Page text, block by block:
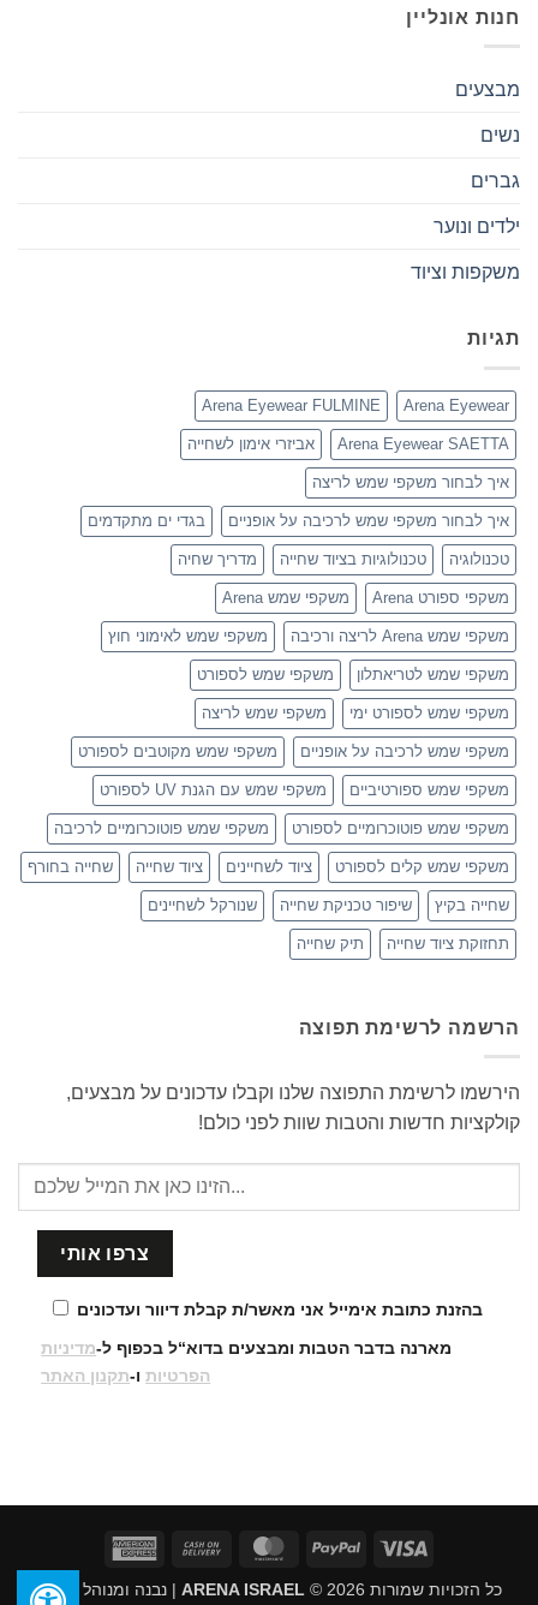
חנות אונליין
מבצעים
נשים
גברים
ילדים ונוער
משקפות וציוד
תגיות
Arena Eyewear
Arena Eyewear FULMINE
Arena Eyewear SAETTA אביזרי אימון לשחייה
איך לבחור משקפי שמש לריצה
איך לבחור משקפי שמש לרכיבה על אופניים בגדי ים מתקדמים
טכנולוגיה טכנולוגיות בציוד שחייה מדריך שחיה
משקפי ספורט Arena משקפי שמש Arena
משקפי שמש Arena לריצה ורכיבה משקפי שמש לאימוני חוץ
משקפי שמש לטריאתלון משקפי שמש לספורט
משקפי שמש לספורט ימי משקפי שמש לריצה
משקפי שמש לרכיבה על אופניים משקפי שמש מקוטבים לספורט
משקפי שמש ספורטיביים משקפי שמש עם הגנת UV לספורט
משקפי שמש פוטוכרומיים לספורט משקפי שמש פוטוכרומיים לרכיבה
משקפי שמש קלים לספורט ציוד לשחיינים ציוד שחייה שחייה בחורף
שחייה בקיץ שיפור טכניקת שחייה שנורקל לשחיינים
תחזוקת ציוד שחייה תיק שחייה
הרשמה לרשימת תפוצה
הירשמו לרשימת התפוצה שלנו וקבלו עדכונים על מבצעים,
קולקציות חדשות והטבות שוות לפני כולם!
בהזנת כתובת אימייל אני מאשר/ת קבלת דיוור ועדכונים
מארנה בדבר הטבות ומבצעים בדוא“ל בכפוף ל-מדיניות
הפרטיותו-תקנון האתר
Visa
PayPal
MasterCard
Cash
Delivery
Express
כל הזכויות שמורות 2026 ©
ARENA ISRAEL | נבנה ומנוהל על ידי